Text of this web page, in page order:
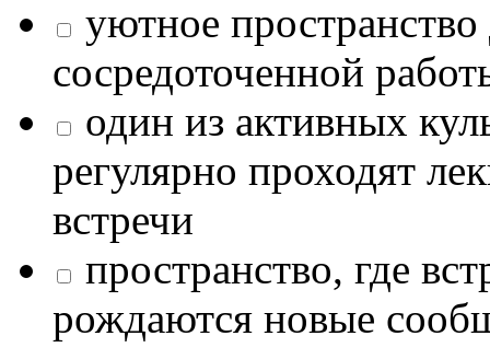
уютное
сосредоточенной
один из активных
регулярно проходят
встречи
пространство, где
рождаются новые